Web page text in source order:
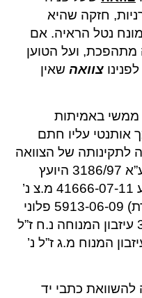
חזקה שהיא
נטל הראיה. אם
מתהפכת, ועל הטוען
צוואה שאין
באמיתות
אותנטי עליו חתם
לתקינותה של הצוואה
לשכמו של המבקש לקיומה (ע”א 3186/97 היועץ
המשפטי לממשלה נ’ נאק ת”ע 41666-07-11 מ.צ נ’
האפוטרופוס הכללי; ת”ע (נצרת) 5913-06-09 פלוני
ז”ל נ’ ל.ב); ת”ע (חי’) 3050-05 עיזבון המנוחה נ.ח ז”ל
ג.ח ת”ע (ת”א) 10281/02 עיזבון המנוח מ.ג ז”ל נ’
להשוואת כתבי יד